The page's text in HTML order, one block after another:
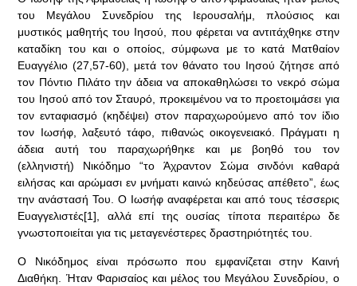
του Μεγάλου Συνεδρίου της Ιερουσαλήμ, πλούσιος και
μυστικός μαθητής του Ιησού, που φέρεται να αντιτάχθηκε στην
καταδίκη του και ο οποίος, σύμφωνα με το κατά Ματθαίον
Ευαγγέλιο (27,57-60), μετά τον θάνατο του Ιησού ζήτησε από
τον Πόντιο Πιλάτο την άδεια να αποκαθηλώσει το νεκρό σώμα
του Ιησού από τον Σταυρό, προκειμένου να το προετοιμάσει για
τον ενταφιασμό (κηδέψει) στον παραχωρούμενο από τον ίδιο
τον Ιωσήφ, λαξευτό τάφο, πιθανώς οικογενειακό. Πράγματι η
άδεια αυτή του παραχωρήθηκε και με βοηθό του τον
(ελληνιστή) Νικόδημο “το Άχραντον Σώμα σινδόνι καθαρά
ειλήσας και αρώμασι εν μνήματι καινώ κηδεύσας απέθετο”, έως
την ανάστασή Του. Ο Ιωσήφ αναφέρεται και από τους τέσσερις
Ευαγγελιστές[1], αλλά επί της ουσίας τίποτα περαιτέρω δε
γνωστοποιείται για τις μεταγενέστερες δραστηριότητές του.
Ο Νικόδημος είναι πρόσωπο που εμφανίζεται στην Καινή
Διαθήκη. Ήταν Φαρισαίος και μέλος του Μεγάλου Συνεδρίου, ο